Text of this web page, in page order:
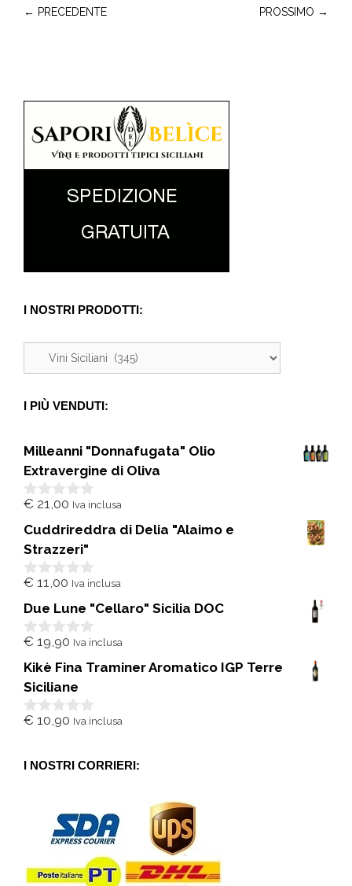
← PRECEDENTE PROSSIMO →
I NOSTRI PRODOTTI:
I PIÙ VENDUTI:
Milleanni "Donnafugata" Olio
Extravergine di Oliva
0
u
5
€ 21,00 Iva inclusa
Cuddrireddra di Delia "Alaimo e
Strazzeri"
0
u
5
€ 11,00 Iva inclusa
Due Lune "Cellaro" Sicilia DOC
0
u
5
€ 19,90 Iva inclusa
Kikè Fina Traminer Aromatico IGP Terre
Siciliane
0
5
€ 10,90 Iva inclusa
I NOSTRI CORRIERI: